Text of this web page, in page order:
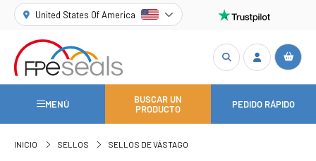
United States Of America
MENÚ
BUSCAR UN
PRODUCTO
PEDIDO RÁPIDO
INICIO SELLOS SELLOS DE VÁSTAGO